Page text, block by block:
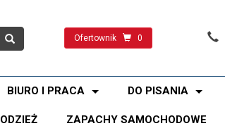
Ofertownik 0
BIURO I PRACA DO PISANIA
ODZIEŻ ZAPACHY SAMOCHODOWE